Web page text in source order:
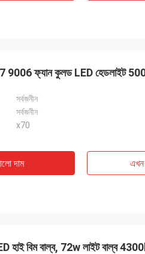
9006 ফ্যান কুলড LED হেডলাইট
সর্বজনীন
সর্বজনীন
x70
দাম
বিম বাল্ব, 72w লাইট বাল্ব 4300k